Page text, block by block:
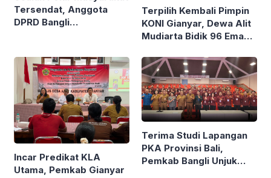
Tersendat, Anggota
DPRD Bangli
Terpilih Kembali Pimpin
KONI Gianyar, Dewa Alit
Mudiarta Bidik 96 Emas
Incar Predikat KLA
Utama, Pemkab Gianyar
Terima Studi Lapangan
PKA Provinsi Bali,
Pemkab Bangli Unjuk